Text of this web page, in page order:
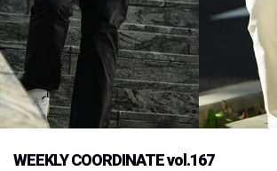
WEEKLY COORDINATE vol.167